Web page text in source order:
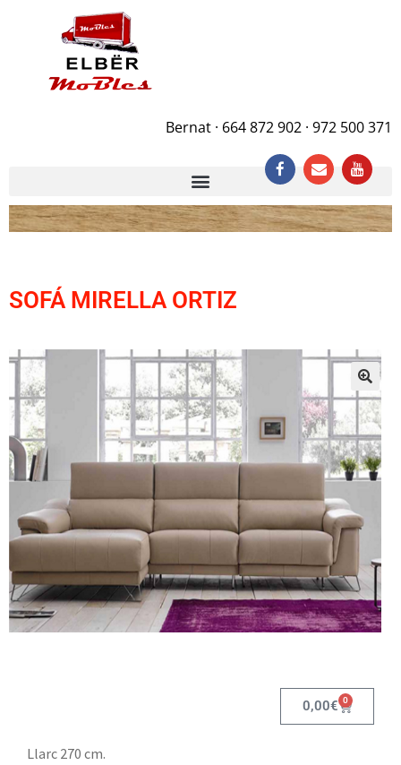
Bernat · 664 872 902 · 972 500 371
SOFÁ MIRELLA ORTIZ
0,00€ 0
Llarc 270 cm.